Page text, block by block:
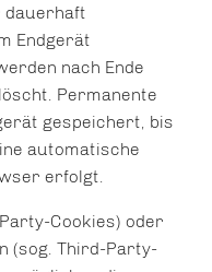
dauerhaft
Endgerät
nach Ende
Permanente
gespeichert, bis
automatische
erfolgt.
Cookies) oder
(sog. Third-Party-